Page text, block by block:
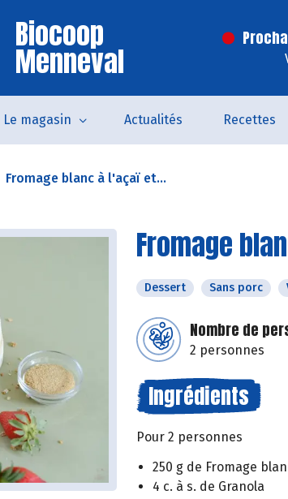
Biocoop
Menneval
Le magasin Actualités Recettes
Fromage blanc à l'açaï et...
Fromage
Dessert Sans porc
Nombre de
2 personnes
Ingrédients
Pour 2 personnes
250 g de Fromage
4 c. à s. de Granola